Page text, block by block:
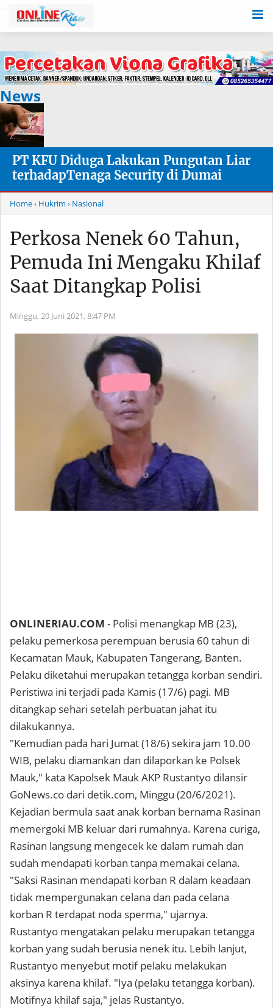
News
PT KFU Diduga Lakukan Pungutan Liar
terhadapTenaga Security di Dumai
Home› Hukrim › Nasional
Perkosa Nenek 60 Tahun,
Pemuda Ini Mengaku Khilaf
Saat Ditangkap Polisi
Minggu, 20 Juni 2021, 8:47 PM
ONLINERIAU.COM - Polisi menangkap MB (23),
pelaku pemerkosa perempuan berusia 60 tahun di
Kecamatan Mauk, Kabupaten Tangerang, Banten.
Pelaku diketahui merupakan tetangga korban sendiri.
Peristiwa ini terjadi pada Kamis (17/6) pagi. MB
ditangkap sehari setelah perbuatan jahat itu
dilakukannya.
"Kemudian pada hari Jumat (18/6) sekira jam 10.00
WIB, pelaku diamankan dan dilaporkan ke Polsek
Mauk," kata Kapolsek Mauk AKP Rustantyo dilansir
GoNews.co dari detik.com, Minggu (20/6/2021).
Kejadian bermula saat anak korban bernama Rasinan
memergoki MB keluar dari rumahnya. Karena curiga,
Rasinan langsung mengecek ke dalam rumah dan
sudah mendapati korban tanpa memakai celana.
"Saksi Rasinan mendapati korban R dalam keadaan
tidak mempergunakan celana dan pada celana
korban R terdapat noda sperma," ujarnya.
Rustantyo mengatakan pelaku merupakan tetangga
korban yang sudah berusia nenek itu. Lebih lanjut,
Rustantyo menyebut motif pelaku melakukan
aksinya karena khilaf. "Iya (pelaku tetangga korban).
Motifnya khilaf saja," jelas Rustantyo.